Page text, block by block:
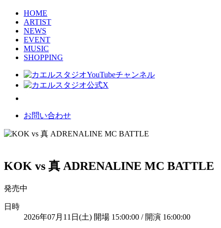
HOME
ARTIST
NEWS
EVENT
MUSIC
SHOPPING
お問い合わせ
KOK vs 真 ADRENALINE MC BATTLE
発売中
日時
2026年07月11日(土) 開場 15:00:00 / 開演 16:00:00